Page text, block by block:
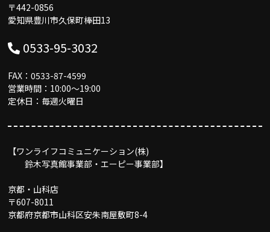
〒442-0856
愛知県豊川市久保町棒田13
0533-95-3032
FAX：0533-87-4599
営業時間：10:00〜19:00
定休日：毎週火曜日
【ワンライフコミュニケーション(株)
鈴木写真館事業部・エーピー事業部】
京都・山科店
〒607-8011
京都府京都市山科区安朱南屋敷町8-4